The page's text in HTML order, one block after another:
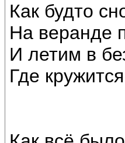
Как будто
На веранде
И летим в
Где